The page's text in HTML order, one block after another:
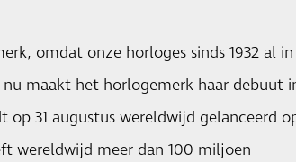
omdat onze horloges sinds 1932 al in
maakt het horlogemerk haar debuut
op 31 augustus wereldwijd gelanceerd
wereldwijd meer dan 100 miljoen